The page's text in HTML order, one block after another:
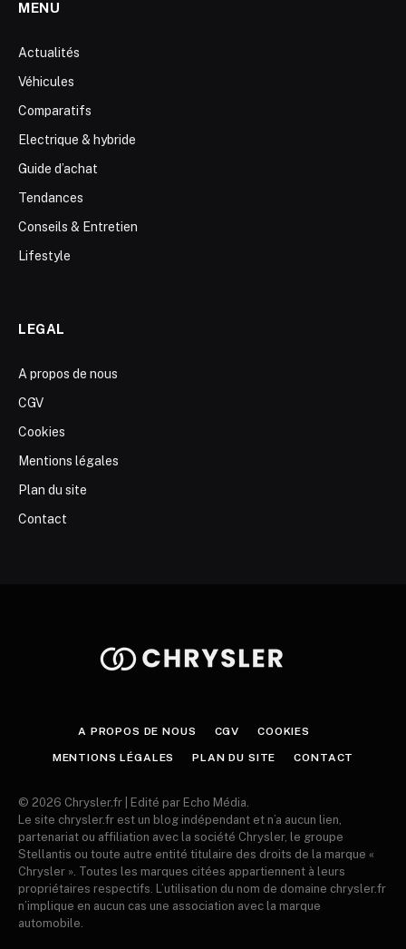
MENU
Actualités
Véhicules
Comparatifs
Electrique & hybride
Guide d’achat
Tendances
Conseils & Entretien
Lifestyle
LEGAL
A propos de nous
CGV
Cookies
Mentions légales
Plan du site
Contact
A PROPOS DE NOUS CGV COOKIES
MENTIONS LÉGALES PLAN DU SITE CONTACT
© 2026 Chrysler.fr | Edité par Echo Média.
Le site chrysler.fr est un blog indépendant et n’a aucun lien,
partenariat ou affiliation avec la société Chrysler, le groupe
Stellantis ou toute autre entité titulaire des droits de la marque «
Chrysler ». Toutes les marques citées appartiennent à leurs
propriétaires respectifs. L’utilisation du nom de domaine chrysler.fr
n’implique en aucun cas une association avec la marque
automobile.